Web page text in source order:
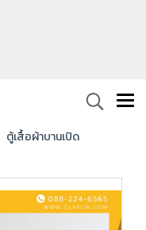
ตู้เสื้อผ้าบานเปิด